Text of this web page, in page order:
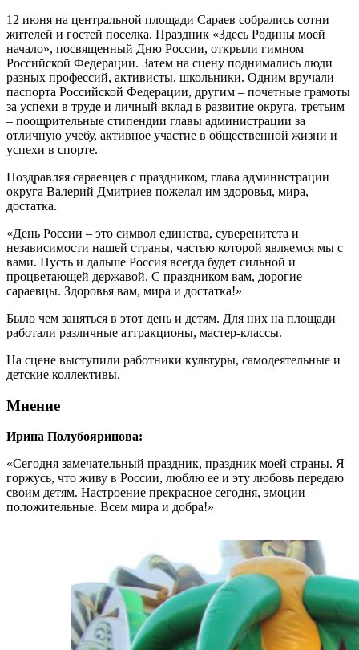
12 июня на центральной площади Сараев собрались сотни
жителей и гостей поселка. Праздник «Здесь Родины моей
начало», посвященный Дню России, открыли гимном
Российской Федерации. Затем на сцену поднимались люди
разных профессий, активисты, школьники. Одним вручали
паспорта Российской Федерации, другим – почетные грамоты
за успехи в труде и личный вклад в развитие округа, третьим
– поощрительные стипендии главы администрации за
отличную учебу, активное участие в общественной жизни и
успехи в спорте.
Поздравляя сараевцев с праздником, глава администрации
округа Валерий Дмитриев пожелал им здоровья, мира,
достатка.
«День России – это символ единства, суверенитета и
независимости нашей страны, частью которой являемся мы с
вами. Пусть и дальше Россия всегда будет сильной и
процветающей державой. С праздником вам, дорогие
сараевцы. Здоровья вам, мира и достатка!»
Было чем заняться в этот день и детям. Для них на площади
работали различные аттракционы, мастер-классы.
На сцене выступили работники культуры, самодеятельные и
детские коллективы.
Мнение
Ирина Полубояринова:
«Сегодня замечательный праздник, праздник моей страны. Я
горжусь, что живу в России, люблю ее и эту любовь передаю
своим детям. Настроение прекрасное сегодня, эмоции –
положительные. Всем мира и добра!»